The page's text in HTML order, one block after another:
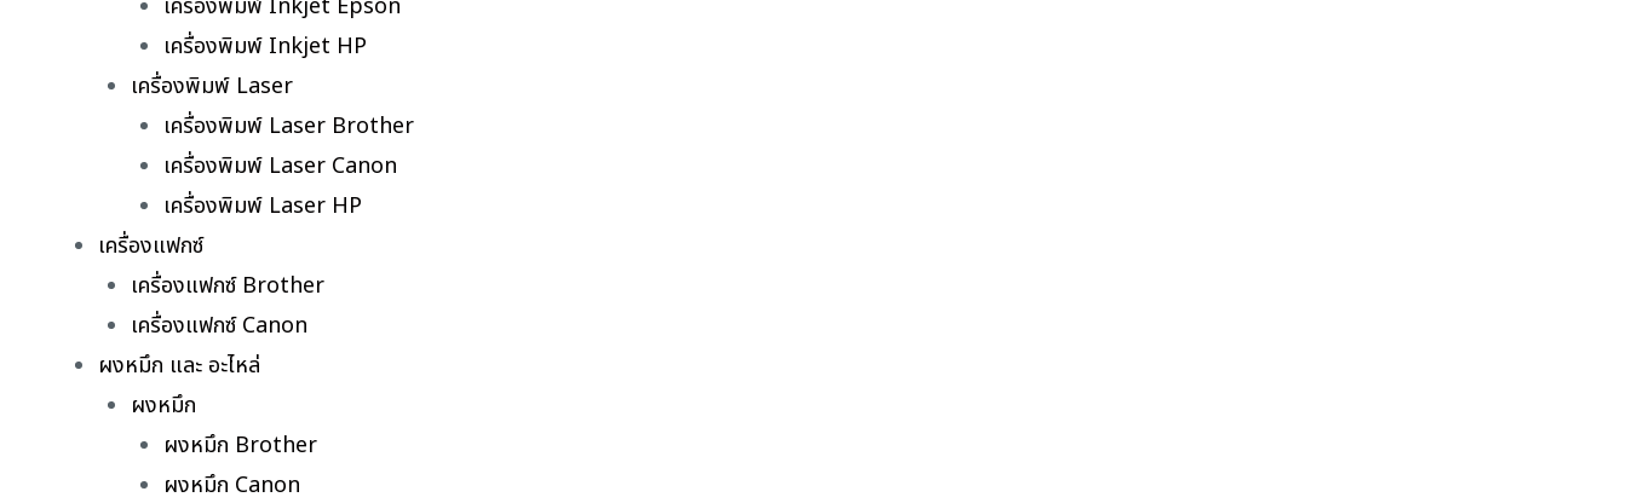
เครื่องพิมพ์ Inkjet Epson
เครื่องพิมพ์ Inkjet HP
เครื่องพิมพ์ Laser
เครื่องพิมพ์ Laser Brother
เครื่องพิมพ์ Laser Canon
เครื่องพิมพ์ Laser HP
เครื่องแฟกซ์
เครื่องแฟกซ์ Brother
เครื่องแฟกซ์ Canon
ผงหมึก และ อะไหล่
ผงหมึก
ผงหมึก Brother
ผงหมึก Canon